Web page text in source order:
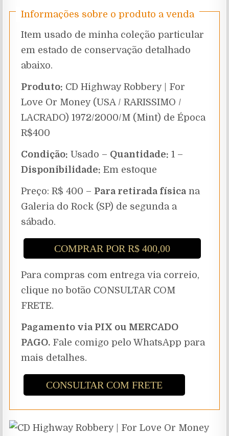
Informações sobre o produto a venda
Item usado de minha coleção particular
em estado de conservação detalhado
abaixo.
Produto: CD Highway Robbery | For
Love Or Money (USA / RARISSIMO /
LACRADO) 1972/2000/M (Mint) de Época
R$400
Condição: Usado – Quantidade: 1 –
Disponibilidade: Em estoque
Preço: R$ 400 – Para retirada física na
Galeria do Rock (SP) de segunda a
sábado.
COMPRAR POR R$ 400,00
Para compras com entrega via correio,
clique no botão CONSULTAR COM
FRETE.
Pagamento via PIX ou MERCADO
PAGO. Fale comigo pelo WhatsApp para
mais detalhes.
CONSULTAR COM FRETE